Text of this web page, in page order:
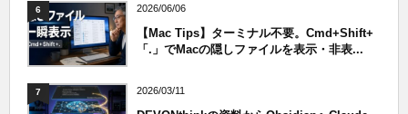
6 2026/06/06
【Mac Tips】ターミナル不要。Cmd+Shift+
「.」でMacの隠しファイルを表示・非表...
7 2026/03/11